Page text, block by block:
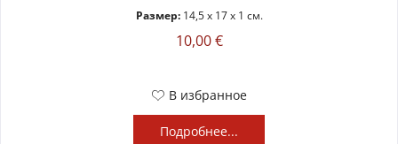
Размер:14,5 x 17 x 1 см.
10,00 €
В избранное
Подробнее...